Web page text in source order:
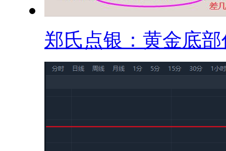
郑氏点银：黄金底部